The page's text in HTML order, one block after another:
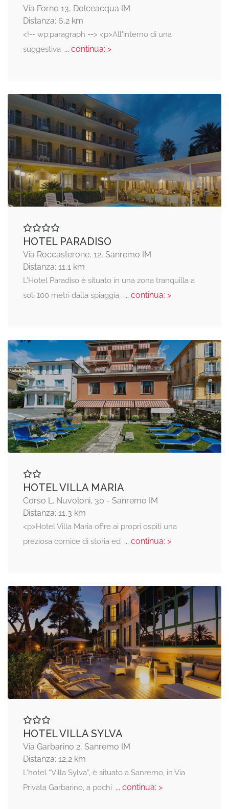
Via Forno 13, Dolceacqua IM
Distanza: 6,2 km
<!-- wp:paragraph --> <p>All'interno di una
suggestiva... continua: >
HOTEL PARADISO
Via Roccasterone, 12, Sanremo IM
Distanza: 11,1 km
L’Hotel Paradiso è situato in una zona tranquilla a
soli 100 metri dalla spiaggia, ... continua: >
HOTEL VILLA MARIA
Corso L. Nuvoloni, 30 - Sanremo IM
Distanza: 11,3 km
<p>Hotel Villa Maria offre ai propri ospiti una
preziosa cornice di storia ed... continua: >
HOTEL VILLA SYLVA
Via Garbarino 2, Sanremo IM
Distanza: 12,2 km
L’hotel “Villa Sylva”, è situato a Sanremo, in Via
Privata Garbarino, a pochi ... continua: >